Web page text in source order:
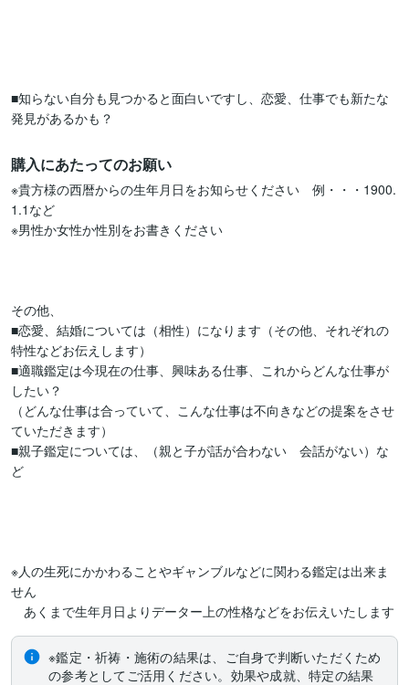
■知らない自分も見つかると面白いですし、恋愛、仕事でも新たな
発見があるかも？
購入にあたってのお願い
※貴方様の西暦からの生年月日をお知らせください　例・・・1900.
1.1など
※男性か女性か性別をお書きください
その他、
■恋愛、結婚については（相性）になります（その他、それぞれの
特性などお伝えします）
■適職鑑定は今現在の仕事、興味ある仕事、これからどんな仕事が
したい？
（どんな仕事は合っていて、こんな仕事は不向きなどの提案をさせ
ていただきます）
■親子鑑定については、（親と子が話が合わない　会話がない）な
ど
※人の生死にかかわることやギャンブルなどに関わる鑑定は出来ま
せん
あくまで生年月日よりデーター上の性格などをお伝えいたします
※鑑定・祈祷・施術の結果は、ご自身で判断いただくため
の参考としてご活用ください。効果や成就、特定の結果